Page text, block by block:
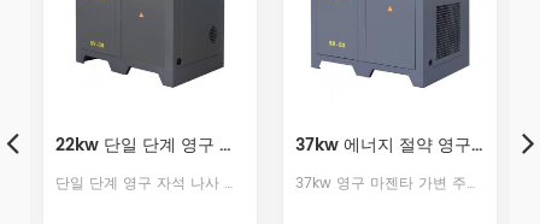
37kw 영구 마젠타 가변 주파수 압축기는 고효율 절전 machine.It FEM 안정성 및 신뢰성을 보장하기위한 강도 분석 고장이없고 저소음, 장수명으로 장기 운전을 실현합니다.
최신 새로운 디자인 T 시리즈 2 단계 압축 VSD 나사 공기 압축기
T 시리즈 영구 자석 2 단 압축 스크류 압축기는 새로운 유형의 2 단을 채택 두 개의 독립적 인 압축 장치를 포함하는 스크류 주 엔진은 로터의 내부 구조를 최적화하고 고효율 2 단 압축은 세계를 제공합니다최고 수준의 변위.